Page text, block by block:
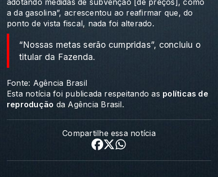
adotando medidas de subvenção [de preços], como
a da gasolina”, acrescentou ao reafirmar que, do
ponto de vista fiscal, nada foi alterado.
“Nossas metas serão cumpridas”, concluiu o
titular da Fazenda.
Fonte: Agência Brasil
Esta notícia foi publicada respeitando as políticas de
reprodução da Agência Brasil.
Compartilhe essa notícia